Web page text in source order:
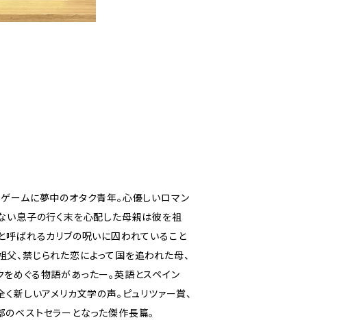
ームに夢中のオタク青年。心優しいロマン
い息子の行く末を心配した母親は彼を祖
呼ばれるカリブの呪いに囚われていること
、禁じられた恋によって国を追われた母、
めぐる物語があったー。英語とスペイン
新しいアメリカ文学の声。ピュリツァー賞、
ベストセラーとなった傑作長篇。